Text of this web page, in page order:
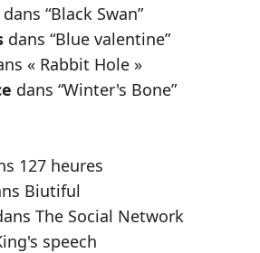
dans “Black Swan”
dans “Blue valentine”
« Rabbit Hole »
dans “Winter's Bone”
127 heures
Biutiful
The Social Network
speech